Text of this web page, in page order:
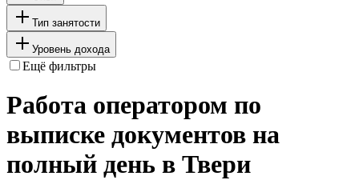
Тип занятости
Уровень дохода
Ещё фильтры
Работа оператором по
выписке документов на
полный день в Твери